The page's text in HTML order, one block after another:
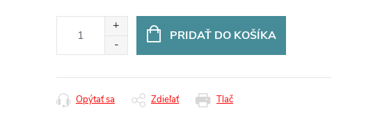
PRIDAŤ DO KOŠÍKA
Tlač
Opýtať sa Zdieľať